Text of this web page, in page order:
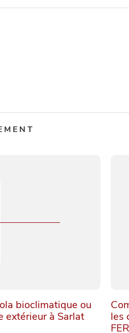
bioclimatique ou
extérieur à Sarlat
les